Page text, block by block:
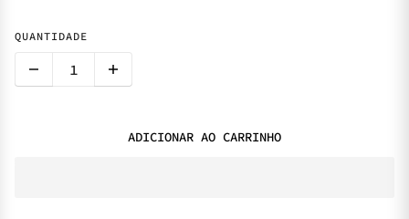
QUANTIDADE
ADICIONAR AO CARRINHO